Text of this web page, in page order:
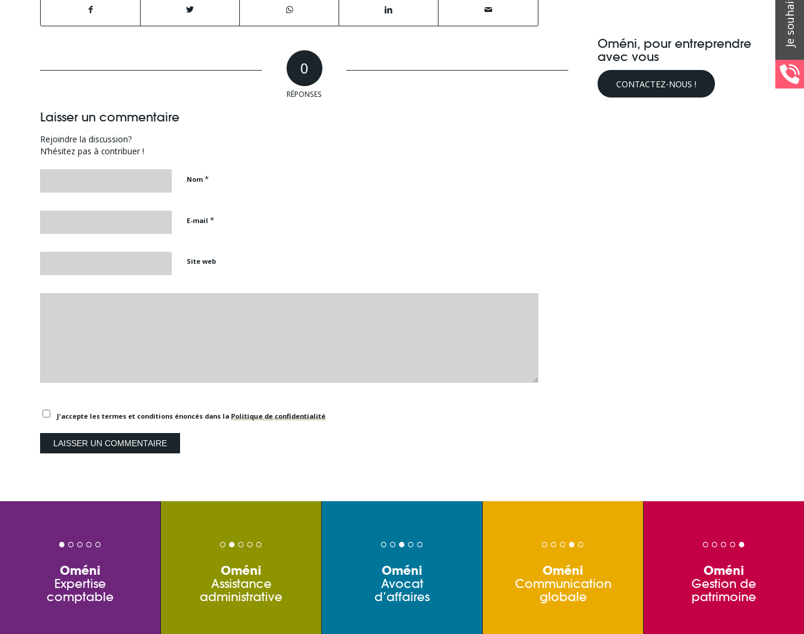
0
RÉPONSES
Laisser un commentaire
Rejoindre la discussion?
N’hésitez pas à contribuer !
Nom *
E-mail *
Site web
J'accepte les termes et conditions énoncés dans la Politique de confidentialité
Oméni, pour entreprendre
avec vous
CONTACTEZ-NOUS !
Oméni
Expertise
comptable
Oméni
Assistance
administrative
Oméni
Avocat
d’affaires
Oméni
Communication
globale
Oméni
Gestion de
patrimoine